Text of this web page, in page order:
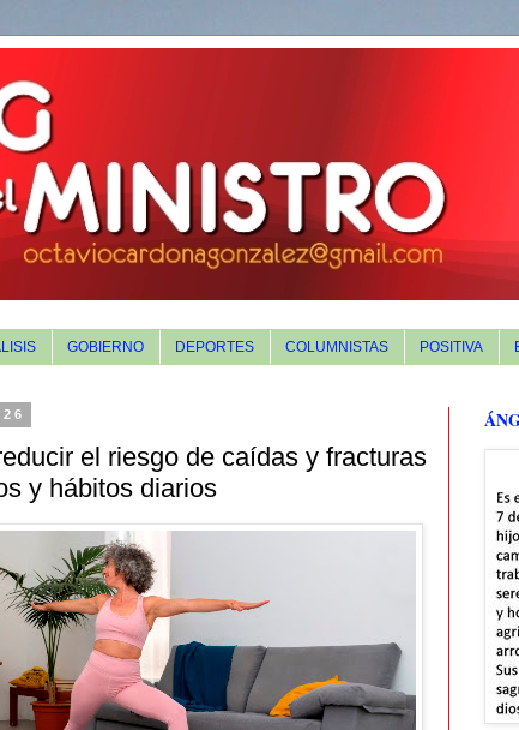
GOBIERNO DEPORTES COLUMNISTAS POSITIVA
el riesgo de caídas y fracturas
y hábitos diarios